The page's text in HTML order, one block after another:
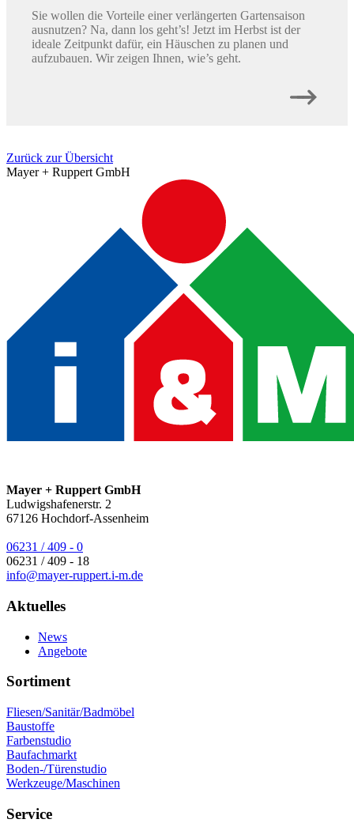
Sie wollen die Vorteile einer verlängerten Gartensaison
ausnutzen? Na, dann los geht’s! Jetzt im Herbst ist der
ideale Zeitpunkt dafür, ein Häuschen zu planen und
aufzubauen. Wir zeigen Ihnen, wie’s geht.
Zurück zur Übersicht
Mayer + Ruppert GmbH
Mayer + Ruppert GmbH
Ludwigshafenerstr. 2
67126 Hochdorf-Assenheim
06231 / 409 - 0
06231 / 409 - 18
info@mayer-ruppert.i-m.de
Aktuelles
News
Angebote
Sortiment
Fliesen/Sanitär/Badmöbel
Baustoffe
Farbenstudio
Baufachmarkt
Boden-/Türenstudio
Werkzeuge/Maschinen
Service